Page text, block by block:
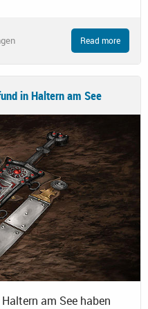
Read more
in Haltern am See
am See haben